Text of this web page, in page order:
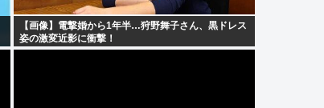
【画像】電撃婚から1年半…狩野舞子さん、黒ドレス
姿の激変近影に衝撃！